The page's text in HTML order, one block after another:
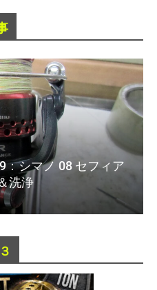
：シマノ 08 セフィア
洗浄